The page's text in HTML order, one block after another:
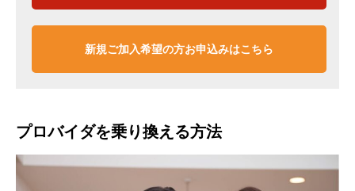
新規ご加入希望の方お申込みはこちら
プロバイダを乗り換える方法